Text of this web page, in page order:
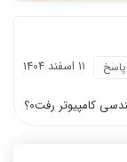
11 اسفند 1404 پاسخ
کامپیوتر رفت0؟